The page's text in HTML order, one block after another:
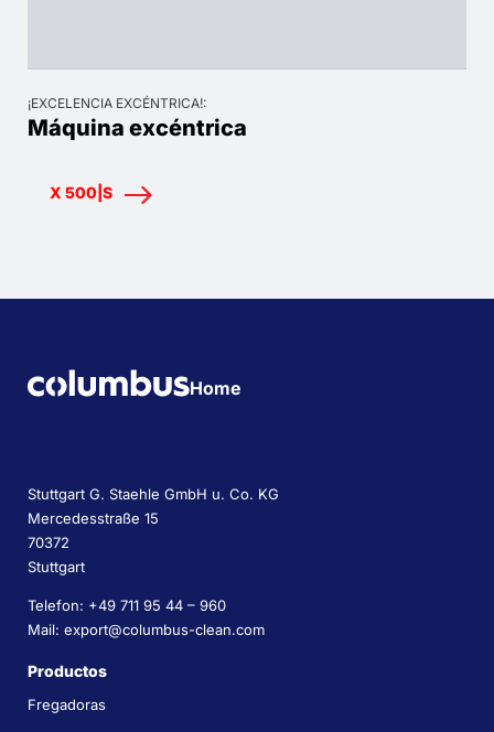
¡EXCELENCIA EXCÉNTRICA!:
Máquina excéntrica
X 500|S
Home
Stuttgart G. Staehle GmbH u. Co. KG
Mercedesstraße 15
70372
Stuttgart
Telefon: +49 711 95 44 – 960
Mail: export@columbus-clean.com
Productos
Fregadoras